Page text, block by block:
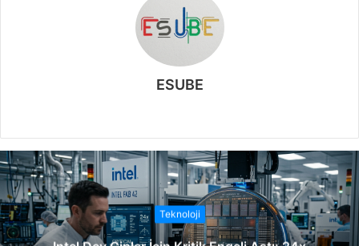
ESUBE
b
s
i
t
e
Teknoloji